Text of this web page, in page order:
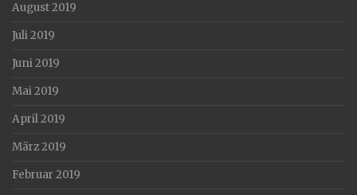
August 2019
Juli 2019
Juni 2019
Mai 2019
April 2019
März 2019
Februar 2019